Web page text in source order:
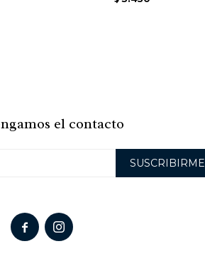
el contacto
SUSCRIBIRME
 